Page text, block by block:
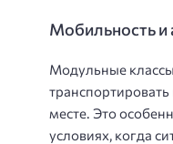
Мобильность и
Модульные
месте. Это
условиях, когда